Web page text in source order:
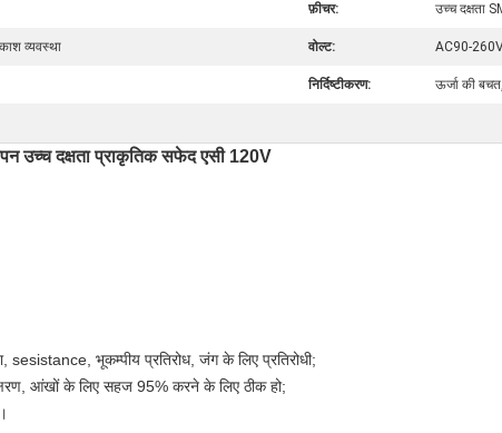
फ़ीचर: उच्च दक्षता
व्यवस्था वोल्ट: AC90-
निर्दिष्टीकरण: ऊर्जा की
उच्च दक्षता प्राकृतिक सफेद एसी 120V
भूकम्पीय प्रतिरोध, जंग के लिए प्रतिरोधी;
आंखों के लिए सहज 95% करने के लिए ठीक हो;